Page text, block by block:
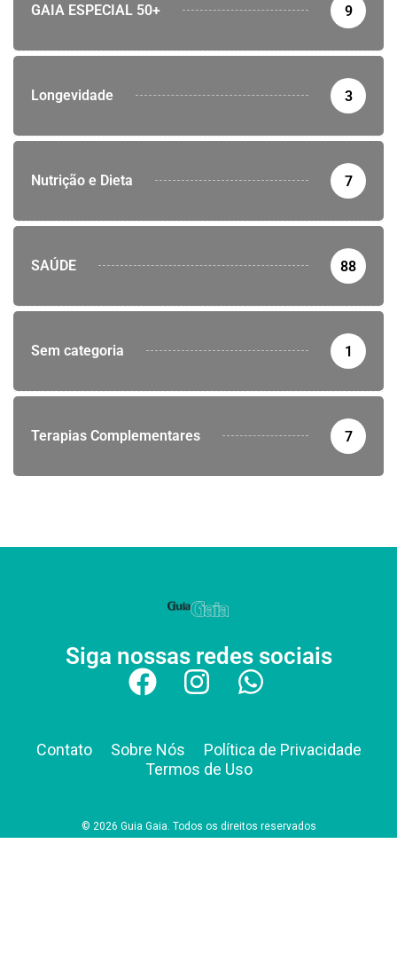
GAIA ESPECIAL 50+ 9
Longevidade 3
Nutrição e Dieta 7
SAÚDE 88
Sem categoria 1
Terapias Complementares 7
Siga nossas redes sociais
Contato Sobre Nós
Política de Privacidade
Termos de Uso
© 2026 Guia Gaia. Todos os direitos reservados